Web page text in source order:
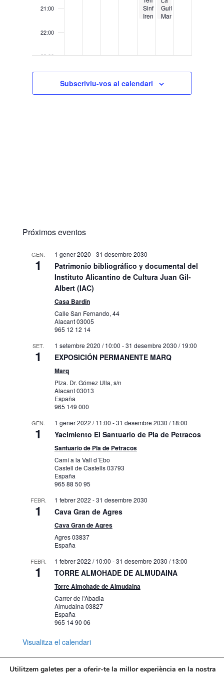
21:00
22:00
23:00
Sinfónica:
Irene
Guitarra:
Manuel
Subscriviu-vos al calendari
Próximos eventos
GEN.
1
1 gener 2020 -31 desembre 2030
Patrimonio bibliográfico y documental del
Instituto Alicantino de Cultura Juan Gil-
Albert (IAC)
Casa Bardín
Calle San Fernando, 44
Alacant03005
965 12 12 14
SET.
1
1 setembre 2020 / 10:00 -31 desembre 2030 / 19:00
EXPOSICIÓN PERMANENTE MARQ
Marq
Plza. Dr. Gómez Ulla, s/n
Alacant03013
España
965 149 000
GEN.
1
1 gener 2022 / 11:00 -31 desembre 2030 / 18:00
Yacimiento El Santuario de Pla de Petracos
Santuario de Pla de Petracos
Camí a la Vall d´Ebo
Castell de Castells03793
España
965 88 50 95
FEBR.
1
1 febrer 2022 -31 desembre 2030
Cava Gran de Agres
Cava Gran de Agres
Agres03837
España
FEBR.
1
1 febrer 2022 / 10:00 -31 desembre 2030 / 13:00
TORRE ALMOHADE DE ALMUDAINA
Torre Almohade de Almudaina
Carrer de l'Abadia
Almudaina 03827
España
965 14 90 06
Visualitza el calendari
Utilitzem galetes per a oferir-te la millor experiència en la nostra